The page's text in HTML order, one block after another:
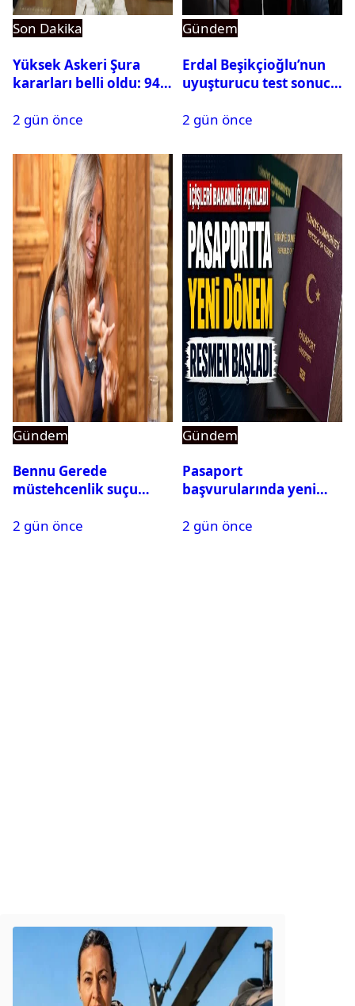
Son Dakika
Yüksek Askeri Şura
kararları belli oldu: 94
2 gün önce
Gündem
Erdal Beşikçioğlu’nun
uyuşturucu test sonucu
2 gün önce
Gündem
Bennu Gerede
müstehcenlik suçu
alındı
2 gün önce
Gündem
Pasaport
başvurularında yeni
2 gün önce